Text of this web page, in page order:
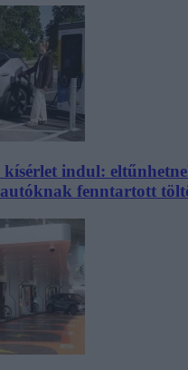
kísérlet indul:
fenntartott